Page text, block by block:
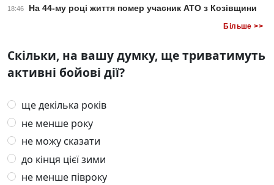
18:46 На 44-му році життя помер учасник АТО з Козівщини
Більше >>
Скільки, на вашу думку, ще триватимуть
активні бойові дії?
ще декілька років
не менше року
не можу сказати
до кінця цієї зими
не менше півроку